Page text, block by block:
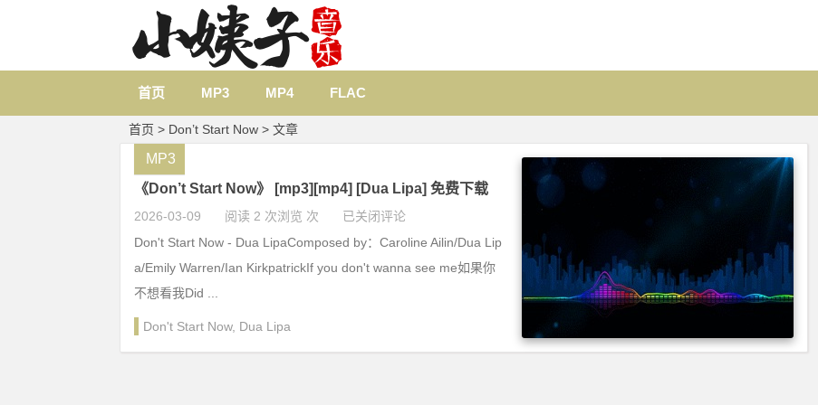
首页 MP3 MP4 FLAC
首页 > Don’t Start Now > 文章
《Don’t Start Now》 [mp3][mp4] [Dua Lipa] 免费下载
2026-03-09 阅读 2 次浏览 次 已关闭评论
MP3
Don't Start Now - Dua LipaComposed by：Caroline Ailin/Dua Lip
a/Emily Warren/Ian KirkpatrickIf you don't wanna see me如果你
不想看我Did ...
Don't Start Now, Dua Lipa